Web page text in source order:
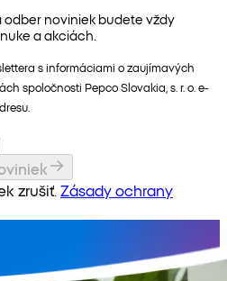
odber noviniek budete vždy
a akciách.
s informáciami o zaujímavých
spoločnosti Pepco Slovakia, s. r. o. e-
zrušiť. Zásady ochrany